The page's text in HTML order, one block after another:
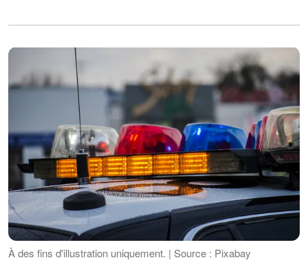
À des fins d'illustration uniquement. | Source : Pixabay